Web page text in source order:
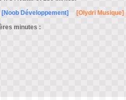
[Noob Développement]
[Olydri Musique]
minutes :